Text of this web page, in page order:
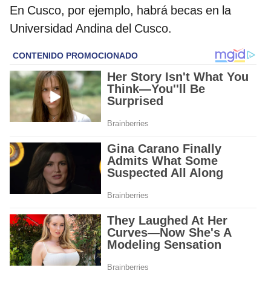
En Cusco, por ejemplo, habrá becas en la
Universidad Andina del Cusco.